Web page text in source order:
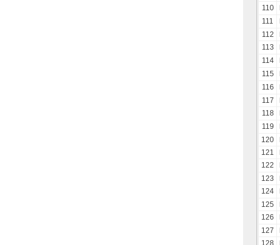
110
111
112
113
114
115
116
117
118
119
120
121
122
123
124
125
126
127
128